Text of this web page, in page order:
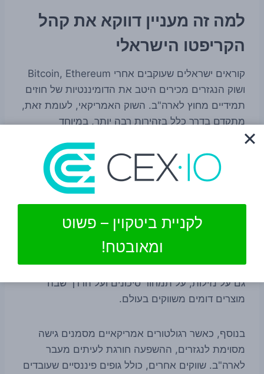
למה זה מעניין דווקא את קהל
הקריפטו הישראלי
קוראים ישראלים שעוקבים אחרי Bitcoin, Ethereum
ושוק הנגזרים מכירים היטב את הדומיננטיות של חוזים
תמידיים מחוץ לארה"ב. השוק האמריקאי, לעומת זאת,
מתקדם בדרך כלל בזהירות רבה יותר, במיוחד
כשמדובר במכשירים ממונפים או במוצרים שעלולים
להיחשב רגישים מבחינה צרכנית ורגולטורית.
אם המאבק בין CME ל-CFTC יתפתח, הוא עשוי
להפוך לעוד מבחן חשוב בשאלה עד כמה וושינגטון
מוכנה לאמץ מבנים פיננסיים שכבר הפכו לסטנדרט
גלובלי. עבור פלטפורמות קריפטו, ברוקרים, משקיעים
מוסדיים וסוחרים מקצועיים, זו לא שאלה תיאורטית. כל
שינוי בקו הרגולטורי האמריקאי משפיע בסופו של דבר
גם על נזילות, על תמחור סיכונים ועל הדרך שבה
מוצרים דומים משווקים בעולם.
בנוסף, כאשר רגולטורים אמריקאיים מסמנים גישה
מסוימת לנגזרים, ההשפעה חורגת לעיתים מעבר
לארה"ב. שווקים אחרים, כולל גופים פיננסיים שעובדים
לקניית ביטקוין – פשוט
ומאובטח!